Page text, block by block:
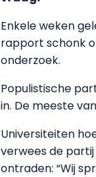
Enkele weken
rapport schonk
onderzoek.
Populistische
in. De meeste
Universiteiten
verwees de
ontraden: “Wij